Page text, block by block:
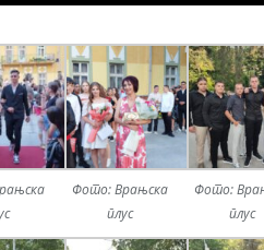
Фото: Врањска
плус
Фото:
плус